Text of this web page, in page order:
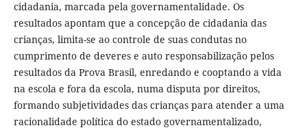
cidadania, marcada pela governamentalidade. Os
resultados apontam que a concepção de cidadania das
crianças, limita-se ao controle de suas condutas no
cumprimento de deveres e auto responsabilização pelos
resultados da Prova Brasil, enredando e cooptando a vida
na escola e fora da escola, numa disputa por direitos,
formando subjetividades das crianças para atender a uma
racionalidade política do estado governamentalizado,